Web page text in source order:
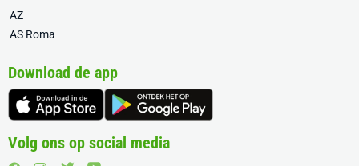
AZ
AS Roma
Download de app
Volg ons op social media